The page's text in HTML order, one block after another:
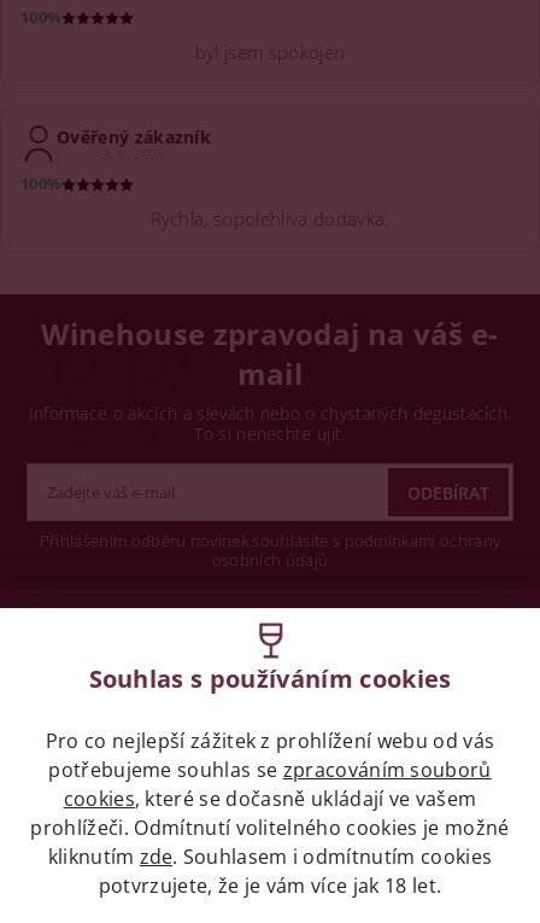
100%
byl jsem spokojen
Ověřený zákazník
3. 8. 2026
100%
Rychla, sopolehliva dodavka.
Winehouse zpravodaj na váš e-
mail
Informace o akcích a slevách nebo o chystaných degustacích.
To si nenechte ujít.
Přihlášením odběru novinek souhlasíte s podmínkami ochrany
osobních údajů
Legislativa
Zákaz prodeje alkoholických nápojů osobám
mladších 18 let.
Naše služby
Souhlas s používáním cookies
Pro co nejlepší zážitek z prohlížení webu od vás
potřebujeme souhlas se zpracováním souborů
cookies, které se dočasně ukládají ve vašem
prohlížeči. Odmítnutí volitelného cookies je možné
kliknutím zde. Souhlasem i odmítnutím cookies
potvrzujete, že je vám více jak 18 let.